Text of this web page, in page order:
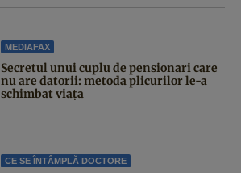
MEDIAFAX
Secretul unui cuplu de pensionari care
nu are datorii: metoda plicurilor le-a
schimbat viața
CE SE ÎNTÂMPLĂ DOCTORE